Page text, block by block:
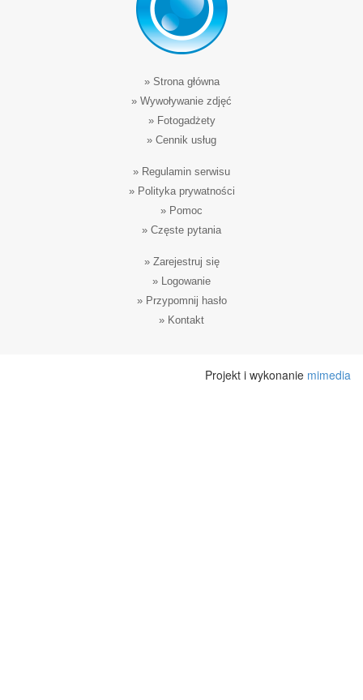
» Strona główna
» Wywoływanie zdjęć
» Fotogadżety
» Cennik usług
» Regulamin serwisu
» Polityka prywatności
» Pomoc
» Częste pytania
» Zarejestruj się
» Logowanie
» Przypomnij hasło
» Kontakt
Projekt i wykonanie mimedia